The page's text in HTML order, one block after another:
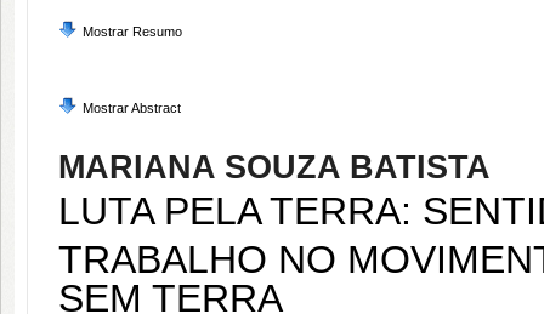
Mostrar Resumo
Mostrar Abstract
MARIANA SOUZA BATISTA
LUTA PELA TERRA:
TRABALHO NO
SEM TERRA